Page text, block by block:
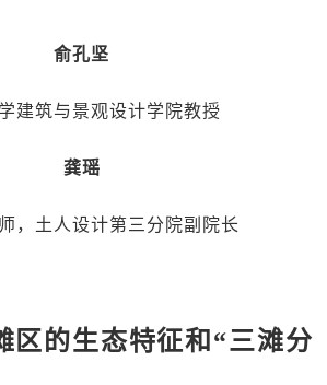
俞孔坚
建筑与景观设计学院教授
龚瑶
，土人设计第三分院副院长
区的生态特征和“三滩分